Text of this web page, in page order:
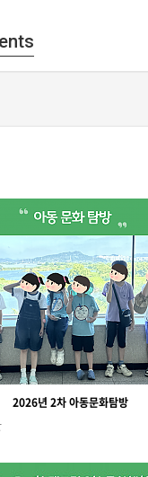
2026년 2차 아동문화탐방